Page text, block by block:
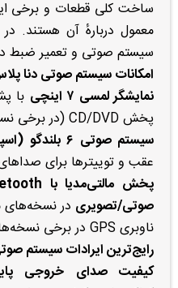
ساخت کلی قطعات و برخی
معمول دربارهٔ آن هستند.
سیستم صوتی و تعمیر ضبط
امکانات سیستم صوتی دنا
نمایشگر لمسی ۷ اینچی
پخش CD/DVD (در برخی نسخه‌ها).
سیستم صوتی ۶ بلندگو (اسپیکر)
عقب و توییترها برای
صوتی/تصویری در نسخه‌های
ناوبری GPS در برخی نسخه‌ها همراه با ویژگی‌های اضافی.
رایج‌ترین ایرادات سیستم
کیفیت صدای خروجی